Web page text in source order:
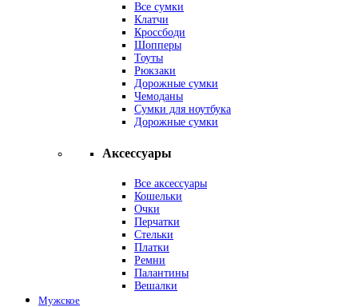
Все сумки
Клатчи
Кроссбоди
Шопперы
Тоуты
Рюкзаки
Дорожные сумки
Чемоданы
Сумки для ноутбука
Дорожные сумки
Аксессуары
Все аксессуары
Кошельки
Очки
Перчатки
Стельки
Платки
Ремни
Палантины
Вешалки
Мужское